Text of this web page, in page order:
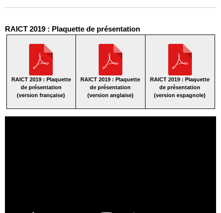
RAICT 2019 : Plaquette de présentation
RAICT 2019 : Plaquette
de présentation
(version française)
RAICT 2019 : Plaquette
de présentation
(version anglaise)
RAICT 2019 : Plaquette
de présentation
(version espagnole)